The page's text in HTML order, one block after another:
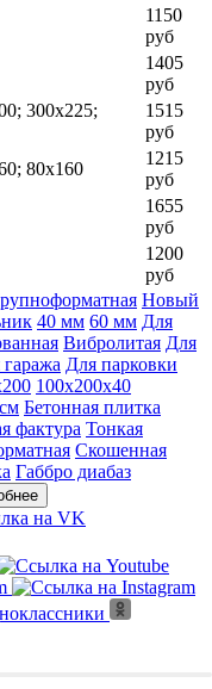
1150
руб
1405
руб
300х225;
1515
руб
80х160
1215
руб
1655
руб
1200
руб
Новый
40 мм 60 мм Для
Вибролитая Для
Для парковки
100х200х40
Бетонная плитка
фактура Тонкая
Скошенная
Габбро диабаз